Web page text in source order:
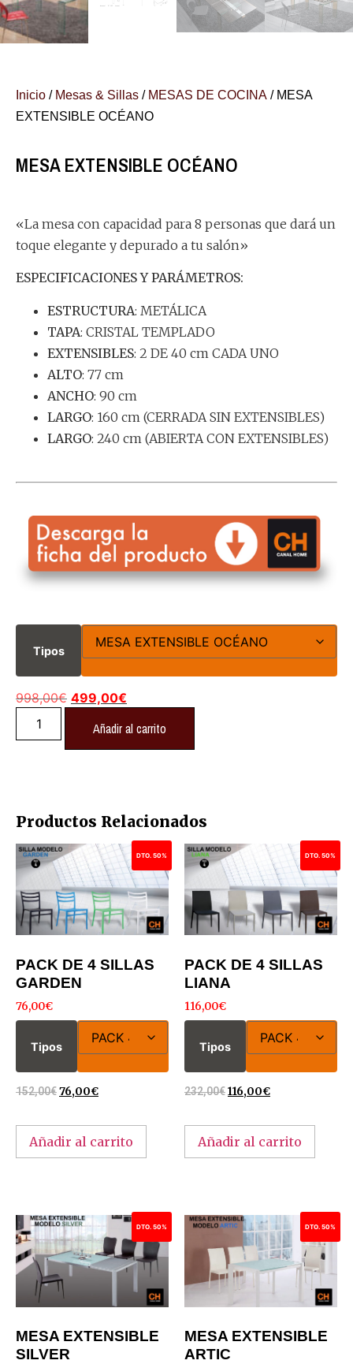
Inicio / Mesas & Sillas / MESAS DE COCINA / MESA
EXTENSIBLE OCÉANO
MESA EXTENSIBLE OCÉANO
«La mesa con capacidad para 8 personas que dará un
toque elegante y depurado a tu salón»
ESPECIFICACIONES Y PARÁMETROS:
ESTRUCTURA: METÁLICA
TAPA: CRISTAL TEMPLADO
EXTENSIBLES: 2 DE 40 cm CADA UNO
ALTO: 77 cm
ANCHO: 90 cm
LARGO: 160 cm (CERRADA SIN EXTENSIBLES)
LARGO: 240 cm (ABIERTA CON EXTENSIBLES)
Tipos
998,00€ 499,00€
Añadir al carrito
Productos Relacionados
DTO. 50%
PACK DE 4 SILLAS
GARDEN
76,00€
Tipos
152,00€76,00€
Añadir al carrito
DTO. 50%
PACK DE 4 SILLAS
LIANA
116,00€
Tipos
232,00€116,00€
Añadir al carrito
DTO. 50%
MESA EXTENSIBLE
SILVER
DTO. 50%
MESA EXTENSIBLE
ARTIC